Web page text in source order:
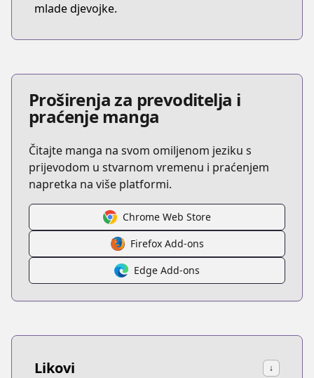
mlade djevojke.
Proširenja za prevoditelja i
praćenje manga
Čitajte manga na svom omiljenom jeziku s
prijevodom u stvarnom vremenu i praćenjem
napretka na više platformi.
Chrome Web Store
Firefox Add-ons
Edge Add-ons
Likovi ↓